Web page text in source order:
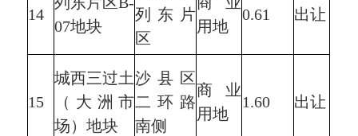
14
07地块
列东片
区
用地
0.61 出让
15
城西三过土
（大洲市
场）地块
沙县区
二环路
南侧
商业
用地
1.60 出让